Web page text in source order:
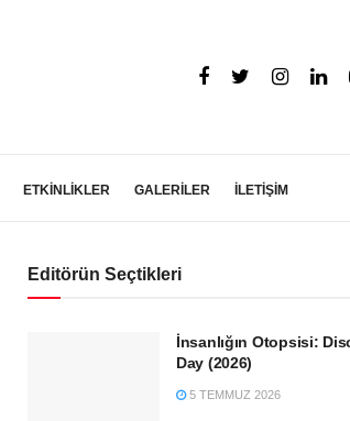
ETKİNLİKLER GALERİLER İLETİŞİM
Editörün Seçtikleri
İnsanlığın Otopsisi:
Day (2026)
5 TEMMUZ 2026